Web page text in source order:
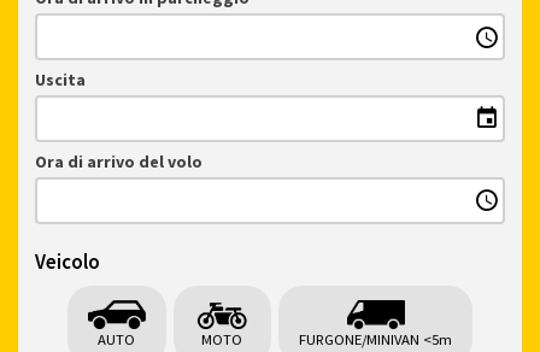
Uscita
Ora di arrivo del volo
Veicolo
AUTO MOTO FURGONE/MINIVAN <5m